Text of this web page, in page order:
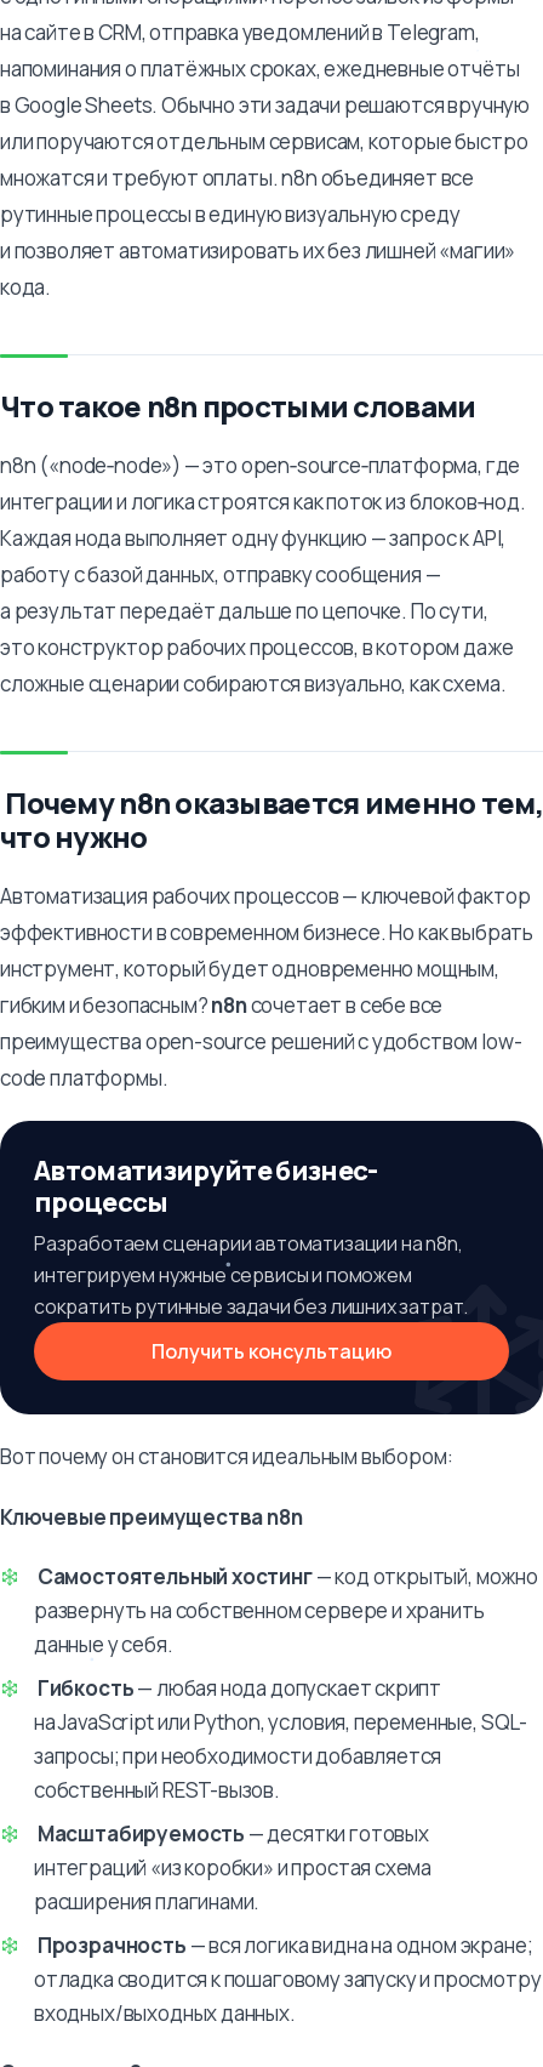
на сайте в CRM, отправка уведомлений в Telegram,
напоминания о платёжных сроках, ежедневные отчёты
в Google Sheets. Обычно эти задачи решаются вручную
или поручаются отдельным сервисам, которые быстро
множатся и требуют оплаты. n8n объединяет все
рутинные процессы в единую визуальную среду
и позволяет автоматизировать их без лишней «магии»
кода.
Что такое n8n простыми словами
n8n («node‑node») — это open‑source‑платформа, где
интеграции и логика строятся как поток из блоков‑нод.
Каждая нода выполняет одну функцию — запрос к API,
работу с базой данных, отправку сообщения —
а результат передаёт дальше по цепочке. По сути,
это конструктор рабочих процессов, в котором даже
сложные сценарии собираются визуально, как схема.
Почему n8n оказывается именно тем,
что нужно
Автоматизация рабочих процессов — ключевой фактор
эффективности в современном бизнесе. Но как выбрать
инструмент, который будет одновременно мощным,
гибким и безопасным?n8nсочетает в себе все
преимущества open-source решений с удобством low-
code платформы.
Автоматизируйте бизнес-
процессы
Разработаем сценарии автоматизации на n8n,
интегрируем нужные сервисы и поможем
сократить рутинные задачи без лишних затрат.
Получить консультацию
Вот почему он становится идеальным выбором:
Ключевые преимущества n8n
Самостоятельный хостинг— код открытый, можно
развернуть на собственном сервере и хранить
данные у себя.
Гибкость— любая нода допускает скрипт
на JavaScript или Python, условия, переменные, SQL-
запросы; при необходимости добавляется
собственный REST-вызов.
Масштабируемость — десятки готовых
интеграций «из коробки» и простая схема
расширения плагинами.
Прозрачность — вся логика видна на одном экране;
отладка сводится к пошаговому запуску и просмотру
входных/выходных данных.